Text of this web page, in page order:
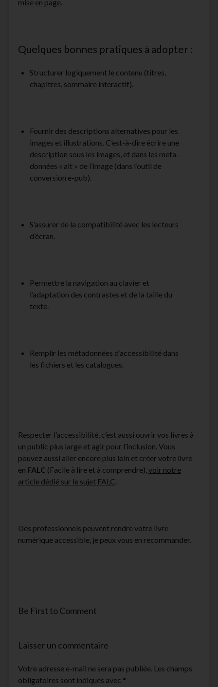
mise en page.
Quelques bonnes pratiques à adopter :
Structurer logiquement le contenu (titres,
chapitres, sommaire interactif).
Fournir des descriptions alternatives pour les
images et illustrations. C’est-à-dire écrire une
description sous les images, et dans les meta-
données « alt » de l’image (dans l’outil de
conversion e-pub).
S’assurer de la compatibilité avec les lecteurs
d’écran.
Permettre la navigation au clavier et
l’adaptation des contrastes et de la taille du
texte.
Remplir les métadonnées d’accessibilité dans
les fichiers et les catalogues.
Respecter l’accessibilité, c’est aussi ouvrir vos livres à
un public plus large et agir pour l’inclusion. Vous
pouvez aussi aller encore plus loin et créer votre livre
en FALC (Facile à lire et à comprendre),voir notre
article dédié sur le sujet FALC.
Des professionnels peuvent rendre votre livre
numérique accessible, je peux vous en recommander.
Be First to Comment
Laisser un commentaire
Votre adresse e-mail ne sera pas publiée. Les champs
obligatoires sont indiqués avec *